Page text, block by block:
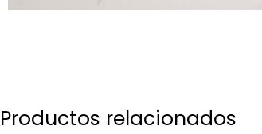
Productos relacionados